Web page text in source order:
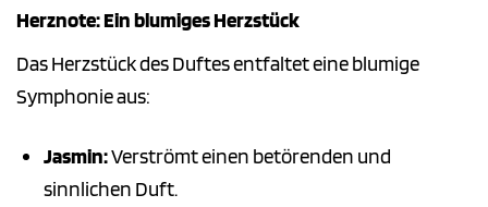
Herznote: Ein blumiges Herzstück
Das Herzstück des Duftes entfaltet eine blumige
Symphonie aus:
Jasmin:Verströmt einen betörenden und
sinnlichen Duft.